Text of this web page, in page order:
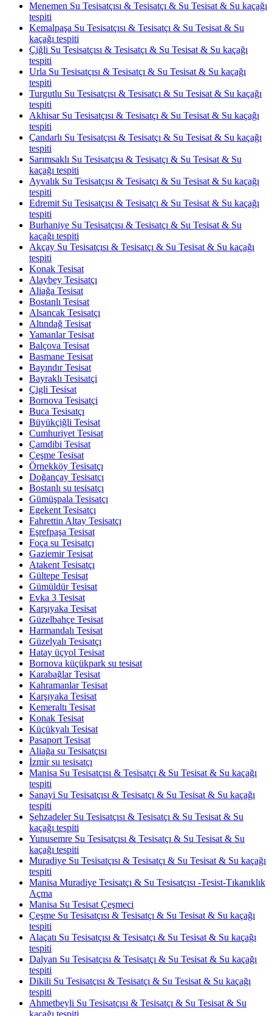
Menemen Su Tesisatçısı & Tesisatçı & Su Tesisat & Su kaçağı
tespiti
Kemalpaşa Su Tesisatçısı & Tesisatçı & Su Tesisat & Su
kaçağı tespiti
Çiğli Su Tesisatçısı & Tesisatçı & Su Tesisat & Su kaçağı
tespiti
Urla Su Tesisatçısı & Tesisatçı & Su Tesisat & Su kaçağı
tespiti
Turgutlu Su Tesisatçısı & Tesisatçı & Su Tesisat & Su kaçağı
tespiti
Akhisar Su Tesisatçısı & Tesisatçı & Su Tesisat & Su kaçağı
tespiti
Çandarlı Su Tesisatçısı & Tesisatçı & Su Tesisat & Su kaçağı
tespiti
Sarımsaklı Su Tesisatçısı & Tesisatçı & Su Tesisat & Su
kaçağı tespiti
Ayvalık Su Tesisatçısı & Tesisatçı & Su Tesisat & Su kaçağı
tespiti
Edremit Su Tesisatçısı & Tesisatçı & Su Tesisat & Su kaçağı
tespiti
Burhaniye Su Tesisatçısı & Tesisatçı & Su Tesisat & Su
kaçağı tespiti
Akçay Su Tesisatçısı & Tesisatçı & Su Tesisat & Su kaçağı
tespiti
Konak Tesisat
Alaybey Tesisatçı
Aliağa Tesisat
Bostanlı Tesisat
Alsancak Tesisatçı
Altındağ Tesisat
Yamanlar Tesisat
Balçova Tesisat
Basmane Tesisat
Bayındır Tesisat
Bayraklı Tesisatçi
Çigli Tesisat
Bornova Tesisatçi
Buca Tesisatçı
Büyükçiğli Tesisat
Cumhuriyet Tesisat
Çamdibi Tesisat
Çeşme Tesisat
Örnekköy Tesisatçı
Doğançay Tesisatçı
Bostanlı su tesisatçı
Gümüşpala Tesisatçı
Egekent Tesisatçı
Fahrettin Altay Tesisatçı
Eşrefpaşa Tesisat
Foça su Tesisatçı
Gaziemir Tesisat
Atakent Tesisatçı
Gültepe Tesisat
Gümüldür Tesisat
Evka 3 Tesisat
Karşıyaka Tesisat
Güzelbahçe Tesisat
Harmandalı Tesisat
Güzelyalı Tesisatçı
Hatay üçyol Tesisat
Bornova küçükpark su tesisat
Karabağlar Tesisat
Kahramanlar Tesisat
Karşıyaka Tesisat
Kemeraltı Tesisat
Konak Tesisat
Küçükyalı Tesisat
Pasaport Tesisat
Aliağa su Tesisatçısı
İzmir su tesisatçı
Manisa Su Tesisatçısı & Tesisatçı & Su Tesisat & Su kaçağı
tespiti
Sanayi Su Tesisatçısı & Tesisatçı & Su Tesisat & Su kaçağı
tespiti
Şehzadeler Su Tesisatçısı & Tesisatçı & Su Tesisat & Su
kaçağı tespiti
Yunusemre Su Tesisatçısı & Tesisatçı & Su Tesisat & Su
kaçağı tespiti
Muradiye Su Tesisatçısı & Tesisatçı & Su Tesisat & Su kaçağı
tespiti
Manisa Muradiye Tesisatçı & Su Tesisatçısı -Tesist-Tıkanıklık
Açma
Manisa Su Tesisat Çeşmeci
Çeşme Su Tesisatçısı & Tesisatçı & Su Tesisat & Su kaçağı
tespiti
Alaçatı Su Tesisatçısı & Tesisatçı & Su Tesisat & Su kaçağı
tespiti
Dalyan Su Tesisatçısı & Tesisatçı & Su Tesisat & Su kaçağı
tespiti
Dikili Su Tesisatçısı & Tesisatçı & Su Tesisat & Su kaçağı
tespiti
Ahmetbeyli Su Tesisatçısı & Tesisatçı & Su Tesisat & Su